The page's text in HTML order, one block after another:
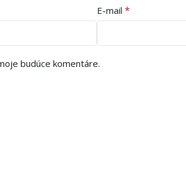
E-mail *
budúce komentáre.